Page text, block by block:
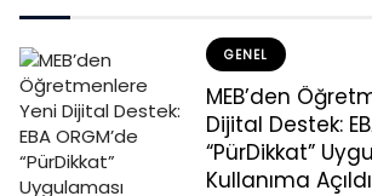
GENEL
MEB’den
Dijital Destek:
“PürDikkat”
Kullanıma Açıldı